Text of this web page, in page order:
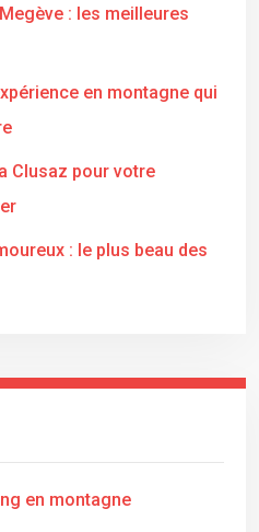
: les meilleures
en montagne qui
Clusaz pour votre
: le plus beau des
en montagne